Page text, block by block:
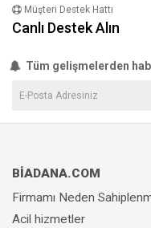
Müşteri Destek Hattı
Canlı Destek Alın
Tüm gelişmelerden
BİADANA.COM
Firmamı Neden
Acil hizmetler